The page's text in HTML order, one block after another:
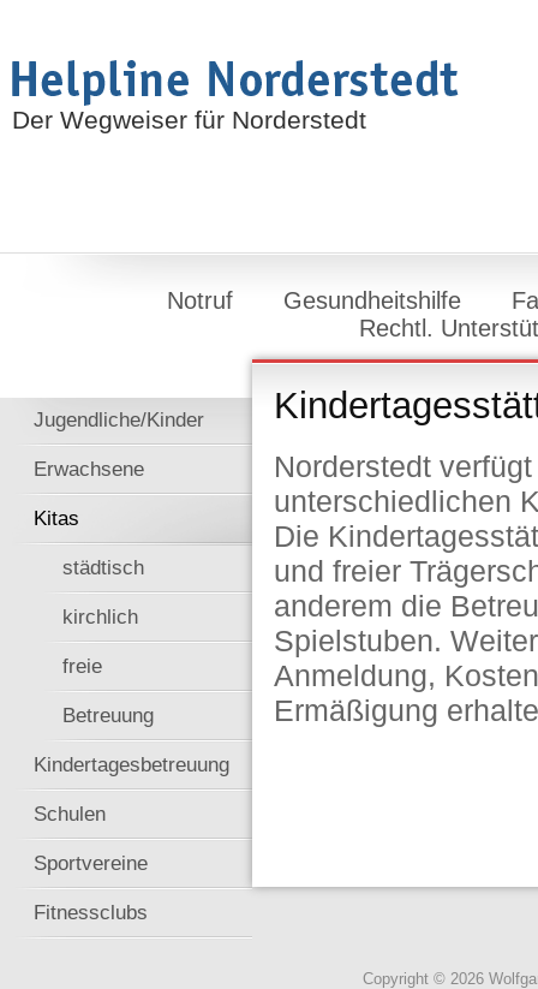
Der Wegweiser für Norderstedt
Notruf Gesundheitshilfe
Rechtl.
Jugendliche/Kinder
Erwachsene
Kitas
städtisch
kirchlich
freie
Betreuung
Kindertagesbetreuung
Schulen
Sportvereine
Fitnessclubs
Norderstedt
unterschiedlichen
Die
und freier
anderem die
Spielstuben.
Anmeldung,
Ermäßigung
Copyright © 2026